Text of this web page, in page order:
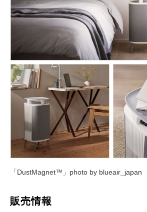
「DustMagnet™」photo by blueair_japan
販売情報